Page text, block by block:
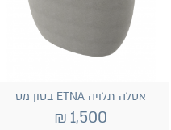
אסלה תלויה ETNA בטון מט
1,500
₪